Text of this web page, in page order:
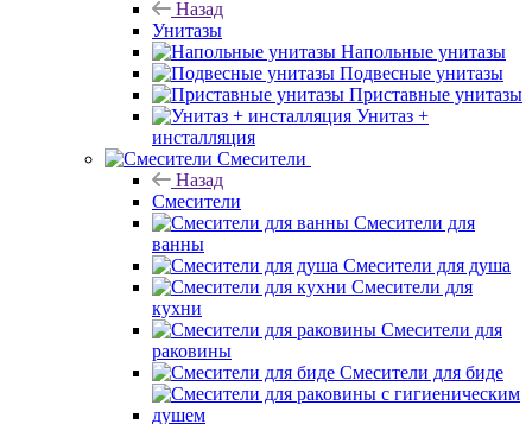
Назад
Унитазы
Напольные унитазы
Подвесные унитазы
Приставные унитазы
Унитаз +
инсталляция
Смесители
Назад
Смесители
Смесители для
ванны
Смесители для душа
Смесители для
кухни
Смесители для
раковины
Смесители для биде